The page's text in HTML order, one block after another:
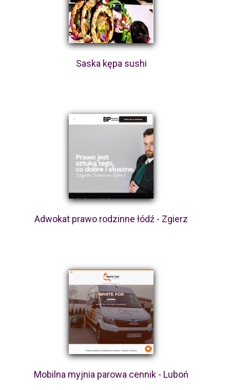
Saska kępa sushi
Adwokat prawo rodzinne łódź - Zgierz
Mobilna myjnia parowa cennik - Luboń